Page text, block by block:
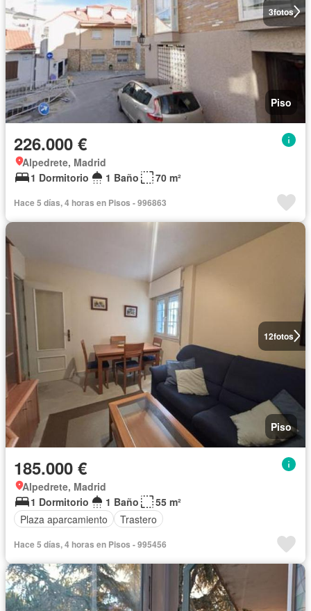
3fotos
Piso
226.000 €
Alpedrete, Madrid
1 Dormitorio
1 Baño 70 m²
Hace 5 días, 4 horas en Pisos - 996863
12fotos
Piso
185.000 €
Alpedrete, Madrid
1 Dormitorio
1 Baño
55 m²
Plaza aparcamiento
Trastero
Hace 5 días, 4 horas en Pisos - 995456